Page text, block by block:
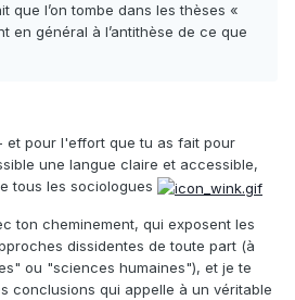
que l’on tombe dans les thèses «
en général à l’antithèse de ce que
et pour l'effort que tu as fait pour
une langue claire et accessible,
tous les sociologues
ton cheminement, qui exposent les
dissidentes de toute part (à
ou "sciences humaines"), et je te
conclusions qui appelle à un véritable